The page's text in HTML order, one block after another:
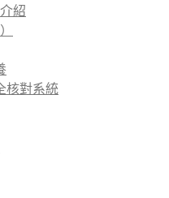
紹
核對系統